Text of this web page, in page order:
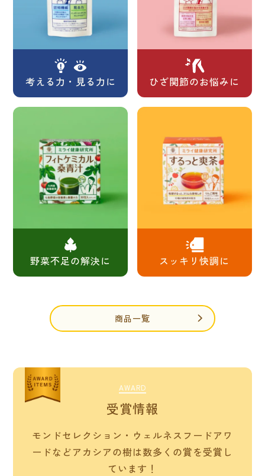
考える力・見る力に ひざ関節のお悩みに
野菜不足の解決に スッキリ快調に
商品一覧
AWARD
受賞情報
モンドセレクション・ウェルネスフードアワ
ードなどアカシアの樹は数多くの賞を受賞し
ています！